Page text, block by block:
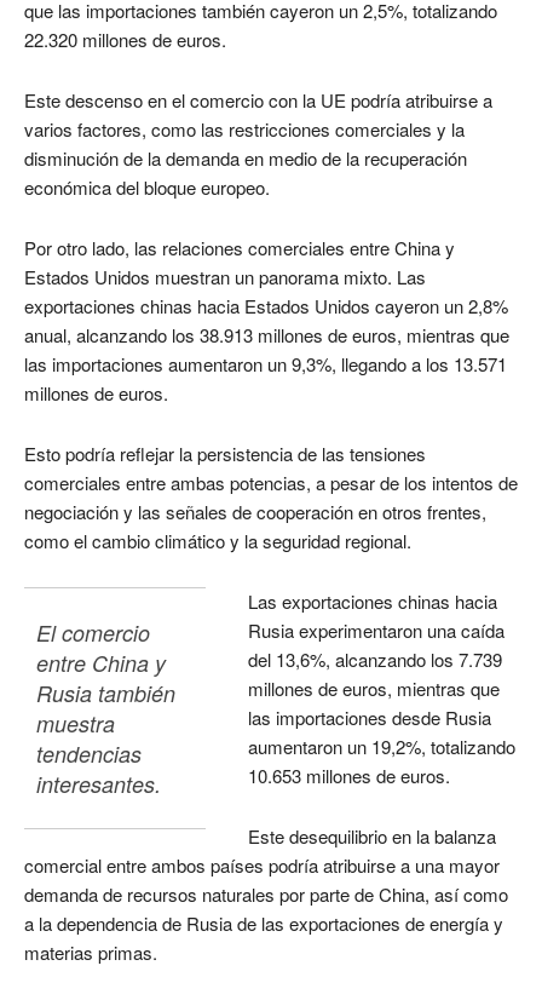
que las importaciones también cayeron un 2,5%, totalizando
22.320 millones de euros.
Este descenso en el comercio con la UE podría atribuirse a
varios factores, como las restricciones comerciales y la
disminución de la demanda en medio de la recuperación
económica del bloque europeo.
Por otro lado, las relaciones comerciales entre China y
Estados Unidos muestran un panorama mixto. Las
exportaciones chinas hacia Estados Unidos cayeron un 2,8%
anual, alcanzando los 38.913 millones de euros, mientras que
las importaciones aumentaron un 9,3%, llegando a los 13.571
millones de euros.
Esto podría reflejar la persistencia de las tensiones
comerciales entre ambas potencias, a pesar de los intentos de
negociación y las señales de cooperación en otros frentes,
como el cambio climático y la seguridad regional.
El comercio
entre China y
Rusia también
muestra
tendencias
interesantes.
Las exportaciones chinas hacia
Rusia experimentaron una caída
del 13,6%, alcanzando los 7.739
millones de euros, mientras que
las importaciones desde Rusia
aumentaron un 19,2%, totalizando
10.653 millones de euros.
Este desequilibrio en la balanza
comercial entre ambos países podría atribuirse a una mayor
demanda de recursos naturales por parte de China, así como
a la dependencia de Rusia de las exportaciones de energía y
materias primas.